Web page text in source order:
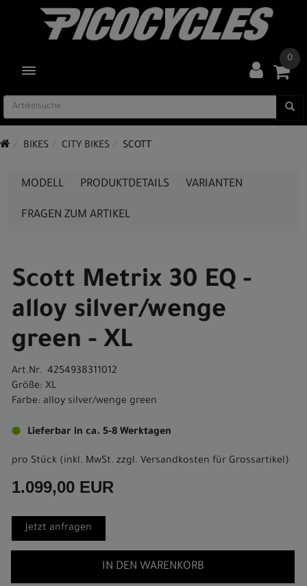
TOGGLE NAVIGATION
0
BIKES CITY BIKES SCOTT
MODELL PRODUKTDETAILS VARIANTEN
FRAGEN ZUM ARTIKEL
Scott Metrix 30 EQ -
alloy silver/wenge
green - XL
Art.Nr. 4254938311012
Größe: XL
Farbe: alloy silver/wenge green
Lieferbar in ca. 5-8 Werktagen
pro Stück (inkl. MwSt. zzgl. Versandkosten für Grossartikel)
1.099,00 EUR
Jetzt anfragen
IN DEN WARENKORB